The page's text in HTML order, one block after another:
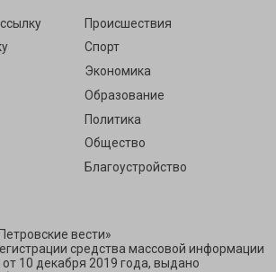
Происшествия
Спорт
Экономика
Образование
Политика
Общество
Благоустройство
вести»
средства массовой информации
10 декабря 2019 года, выдано